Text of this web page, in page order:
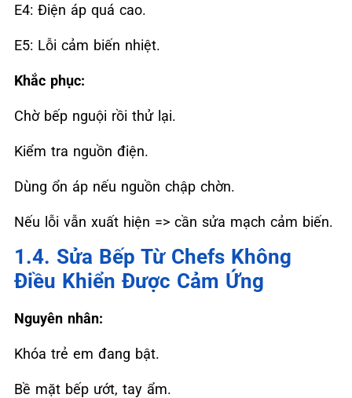
E4: Điện áp quá cao.
E5: Lỗi cảm biến nhiệt.
Khắc phục:
Chờ bếp nguội rồi thử lại.
Kiểm tra nguồn điện.
Dùng ổn áp nếu nguồn chập chờn.
Nếu lỗi vẫn xuất hiện => cần sửa mạch cảm biến.
1.4. Sửa Bếp Từ Chefs Không
Điều Khiển Được Cảm Ứng
Nguyên nhân:
Khóa trẻ em đang bật.
Bề mặt bếp ướt, tay ẩm.